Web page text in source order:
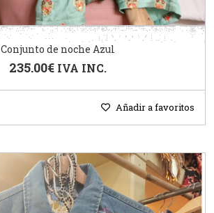
Conjunto de noche Azul
235.00€ IVA INC.
Añadir a favoritos